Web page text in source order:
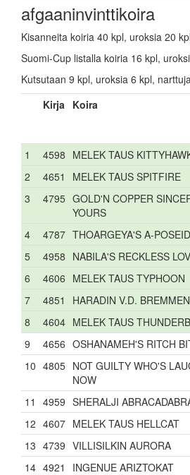
afgaaninvinttikoira
Kisanneita koiria 40 kpl, uroksia 20
Suomi-Cup listalla koiria 16 kpl,
Kutsutaan 9 kpl, uroksia 6 kpl,
Kirja Koira
1
4598 MELEK TAUS
2
4651 MELEK TAUS SPITFIRE
3
4795 GOLD'N COPPER
YOURS
4 4787 THOARGEYA'S A-
5
4958 NABILA'S RECKLESS
6
4606 MELEK TAUS TYPHOON
7
4851 HARADIN V.D. BREMMEN
8
4604 MELEK TAUS
9
4656 OSHANAMEH'S RITCH
10 4805 NOT GUILTY WHO'S
NOW
11 4959 SHERALJI
12 4607 MELEK TAUS HELLCAT
13 4739 VILLISILKIN AURORA
14 4921 INGENUE ARIZTOKAT